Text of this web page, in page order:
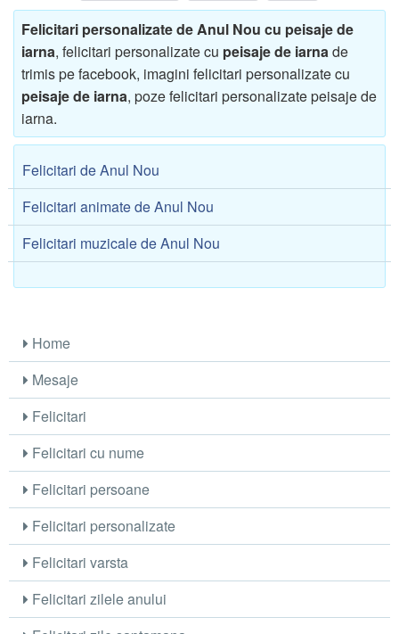
Felicitari personalizate de Anul Nou cu peisaje de
iarna, felicitari personalizate cu peisaje de iarna de
trimis pe facebook, imagini felicitari personalizate cu
peisaje de iarna, poze felicitari personalizate peisaje de
iarna.
Felicitari de Anul Nou
Felicitari animate de Anul Nou
Felicitari muzicale de Anul Nou
Home
Mesaje
Felicitari
Felicitari cu nume
Felicitari persoane
Felicitari personalizate
Felicitari varsta
Felicitari zilele anului